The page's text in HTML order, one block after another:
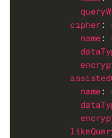
cipher:
name:
name: